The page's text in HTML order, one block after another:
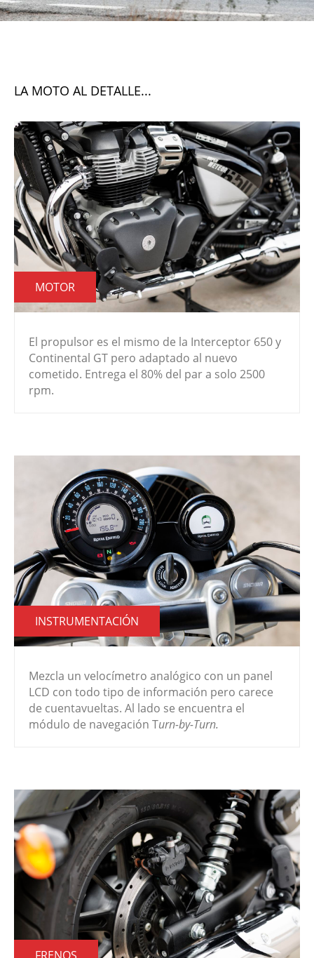
LA MOTO AL DETALLE...
MOTOR
El propulsor es el mismo de la Interceptor 650 y
Continental GT pero adaptado al nuevo
cometido. Entrega el 80% del par a solo 2500
rpm.
INSTRUMENTACIÓN
Mezcla un velocímetro analógico con un panel
LCD con todo tipo de información pero carece
de cuentavueltas. Al lado se encuentra el
módulo de navegación Turn-by-Turn.